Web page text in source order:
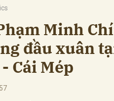
Minh
đầu xuân
Cái Mép